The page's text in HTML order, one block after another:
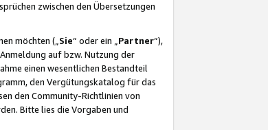
zwischen den Übersetzungen
möchten („Sie“ oder ein „Partner“),
auf bzw. Nutzung der
einen wesentlichen Bestandteil
den Vergütungskatalog für das
den Community-Richtlinien von
Bitte lies die Vorgaben und